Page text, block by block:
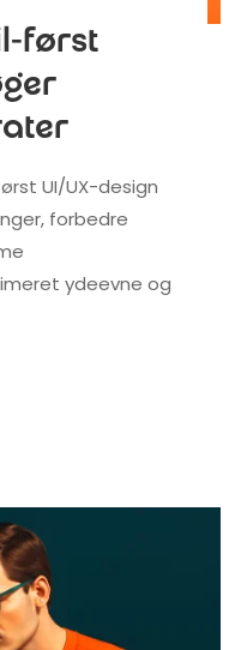
først
UI/UX-design
forbedre
ydeevne og